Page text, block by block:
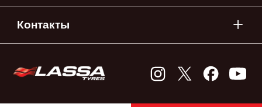
Контакты